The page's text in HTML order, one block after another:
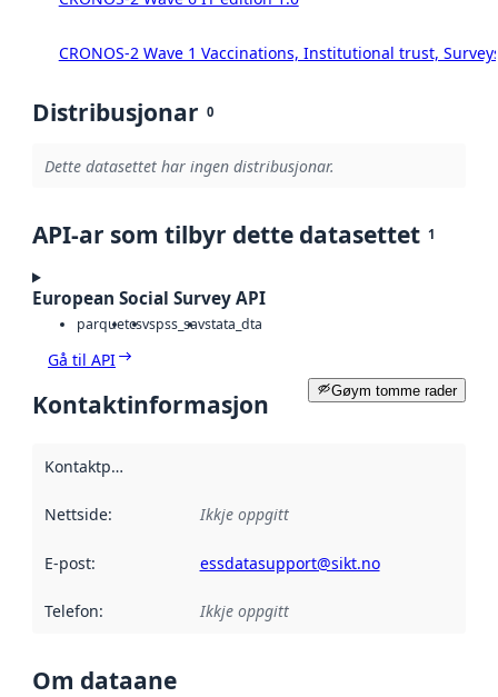
CRONOS-2 Wave 1 Vaccinations, Institutional trust,
Distribusjonar 0
Dette datasettet har ingen distribusjonar.
API-ar som tilbyr dette datasettet 1
European Social Survey API
parquetcsvspss_savstata_dta
Gå til API
Gøym tomme rader
Kontaktinformasjon
Kontaktpunkt
Nettside: Ikkje oppgitt
E-post: essdatasupport@sikt.no
Telefon: Ikkje oppgitt
Om dataane